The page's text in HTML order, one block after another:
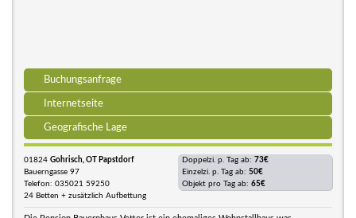
Buchungsanfrage
Internetseite
Geografische Lage
01824 Gohrisch, OT Papstdorf
Bauerngasse 97
Telefon: 035021 59250
24 Betten + zusätzlich Aufbettung
Doppelzi. p. Tag ab: 73€
Einzelzi. p. Tag ab: 50€
Objekt pro Tag ab: 65€